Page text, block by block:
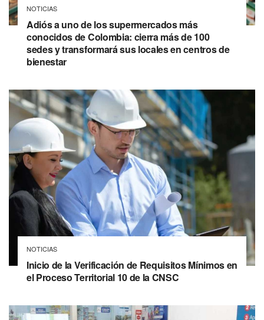
NOTICIAS
Adiós a uno de los supermercados más
conocidos de Colombia: cierra más de 100
sedes y transformará sus locales en centros de
bienestar
NOTICIAS
Inicio de la Verificación de Requisitos Mínimos en
el Proceso Territorial 10 de la CNSC